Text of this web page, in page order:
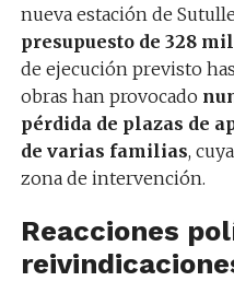
nueva estación de
presupuesto de 328
de ejecución previsto
obras han provocado
pérdida de plazas de
de varias familias,
zona de intervención.
Reacciones